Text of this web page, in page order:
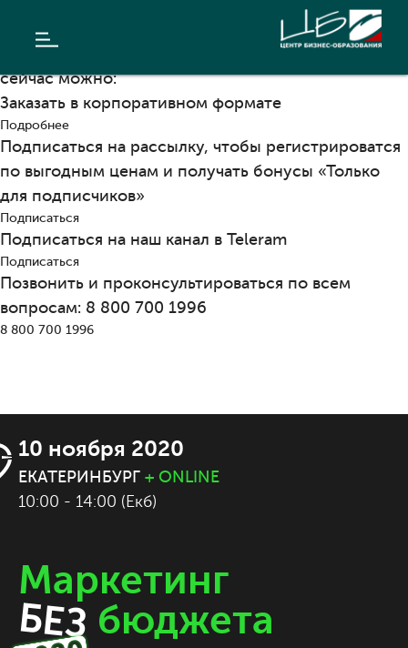
Мы уже провели эту программу
Даты следующего проведения уточняются. Уже
сейчас можно:
Заказать в корпоративном формате
Подробнее
Подписаться на рассылку, чтобы регистрироватся
по выгодным ценам и получать бонусы «Только
для подписчиков»
Подписаться
Подписаться на наш канал в Teleram
Подписаться
Позвонить и проконсультироваться по всем
вопросам: 8 800 700 1996
8 800 700 1996
ЗАЧЕМ
АВТОР
ОТЗЫВЫ
10 ноября 2020
ЕКАТЕРИНБУРГ + ONLINE
10:00 - 14:00 (Екб)
Маркетинг
БЕЗ бюджета